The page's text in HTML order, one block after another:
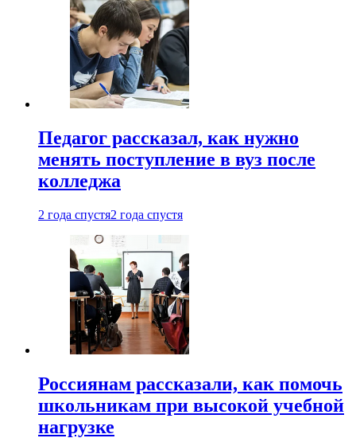
Педагог рассказал, как нужно
менять поступление в вуз после
колледжа
2 года спустя2 года спустя
Россиянам рассказали, как помочь
школьникам при высокой учебной
нагрузке